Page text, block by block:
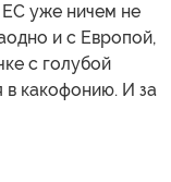
ЕС уже ничем не
и с Европой,
с голубой
в какофонию. И за